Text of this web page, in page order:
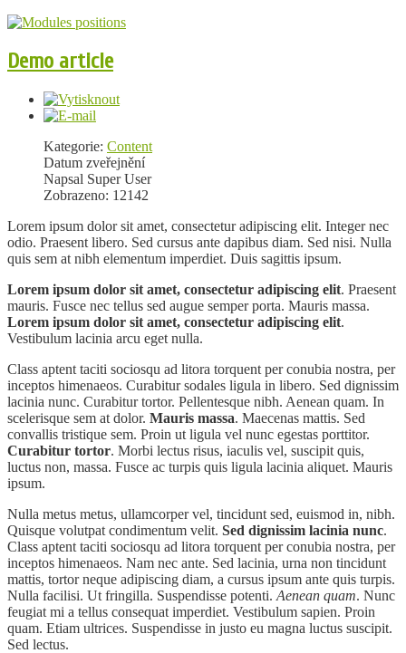
Demo article
Kategorie: Content
Datum zveřejnění
Napsal Super User
Zobrazeno: 12142
Lorem ipsum dolor sit amet, consectetur adipiscing elit. Integer nec
odio. Praesent libero. Sed cursus ante dapibus diam. Sed nisi. Nulla
quis sem at nibh elementum imperdiet. Duis sagittis ipsum.
Lorem ipsum dolor sit amet, consectetur adipiscing elit. Praesent
mauris. Fusce nec tellus sed augue semper porta. Mauris massa.
Lorem ipsum dolor sit amet, consectetur adipiscing elit.
Vestibulum lacinia arcu eget nulla.
Class aptent taciti sociosqu ad litora torquent per conubia nostra, per
inceptos himenaeos. Curabitur sodales ligula in libero. Sed dignissim
lacinia nunc. Curabitur tortor. Pellentesque nibh. Aenean quam. In
scelerisque sem at dolor. Mauris massa. Maecenas mattis. Sed
convallis tristique sem. Proin ut ligula vel nunc egestas porttitor.
Curabitur tortor. Morbi lectus risus, iaculis vel, suscipit quis,
luctus non, massa. Fusce ac turpis quis ligula lacinia aliquet. Mauris
ipsum.
Nulla metus metus, ullamcorper vel, tincidunt sed, euismod in, nibh.
Quisque volutpat condimentum velit. Sed dignissim lacinia nunc.
Class aptent taciti sociosqu ad litora torquent per conubia nostra, per
inceptos himenaeos. Nam nec ante. Sed lacinia, urna non tincidunt
mattis, tortor neque adipiscing diam, a cursus ipsum ante quis turpis.
Nulla facilisi. Ut fringilla. Suspendisse potenti. Aenean quam. Nunc
feugiat mi a tellus consequat imperdiet. Vestibulum sapien. Proin
quam. Etiam ultrices. Suspendisse in justo eu magna luctus suscipit.
Sed lectus.